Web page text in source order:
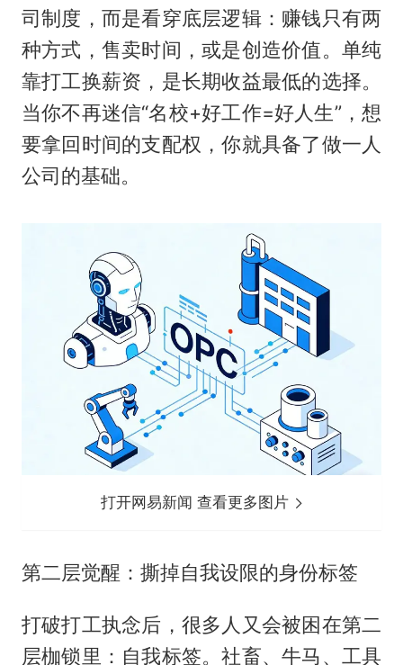
司制度，而是看穿底层逻辑：赚钱只有两
种方式，售卖时间，或是创造价值。单纯
靠打工换薪资，是长期收益最低的选择。
当你不再迷信“名校+好工作=好人生”，想
要拿回时间的支配权，你就具备了做一人
公司的基础。
打开网易新闻 查看更多图片
第二层觉醒：撕掉自我设限的身份标签
打破打工执念后，很多人又会被困在第二
层枷锁里：自我标签。社畜、牛马、工具